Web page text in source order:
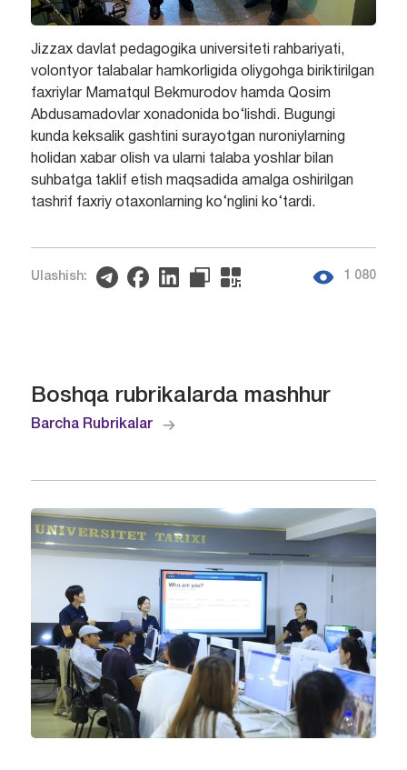
Jizzax davlat pedagogika universiteti rahbariyati,
volontyor talabalar hamkorligida oliygohga biriktirilgan
faxriylar Mamatqul Bekmurodov hamda Qosim
Abdusamadovlar xonadonida bo‘lishdi. Bugungi
kunda keksalik gashtini surayotgan nuroniylarning
holidan xabar olish va ularni talaba yoshlar bilan
suhbatga taklif etish maqsadida amalga oshirilgan
tashrif faxriy otaxonlarning ko‘nglini ko‘tardi.
Ulashish: 1 080
Boshqa rubrikalarda mashhur
Barcha Rubrikalar